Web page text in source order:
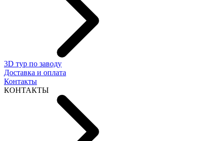
3D тур по заводу
Доставка и оплата
Контакты
КОНТАКТЫ